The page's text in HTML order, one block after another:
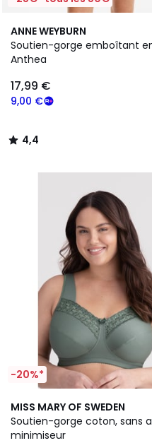
ANNE WEYBURN
Soutien-gorge emboîtant
Anthea
9,00 €
17,99 €
4,4
/ 5
2
Couleurs
4,4
/
-20%*
MISS MARY OF SWEDEN
Soutien-gorge coton, sans
minimiseur
4,5
/ 5
10
Couleurs